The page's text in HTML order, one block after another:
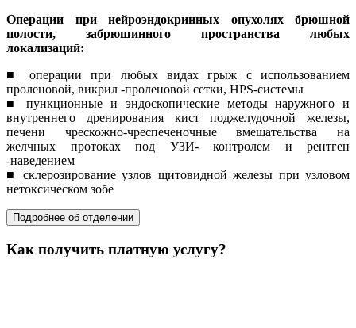
Операции при нейроэндокринных опухолях брюшной
полости, забрюшинного пространства любых
локализаций:
■ операции при любых видах грыж с использованием
проленовой, викрил -проленовой сетки, HPS-системы
■ пункционные и эндоскопические методы наружного и
внутреннего дренирования кист поджелудочной железы,
печени чрескожно-чреспеченочные вмешательства на
желчных протоках под УЗИ- контролем и рентген
-наведением
■ склерозирование узлов щитовидной железы при узловом
нетоксическом зобе
Подробнее об отделении
Как получить платную услугу?